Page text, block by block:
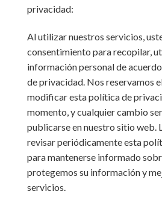
privacidad:
Al utilizar nuestros servicios,
consentimiento para recopilar,
información personal de
de privacidad. Nos reservamos
modificar esta política de
momento, y cualquier cambio
publicarse en nuestro sitio web.
revisar periódicamente esta
para mantenerse informado
protegemos su información y
servicios.